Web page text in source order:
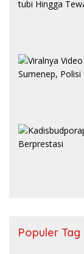
Populer Tag